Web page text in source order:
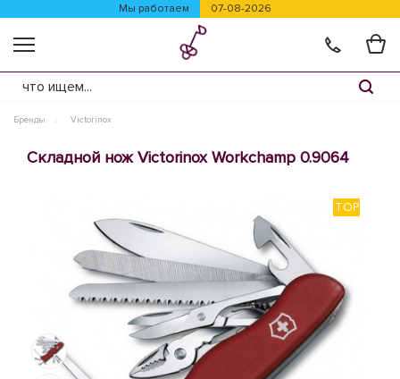
Мы работаем 07-08-2026
Бренды Victorinox
Складной нож Victorinox Workchamp 0.9064
TOP